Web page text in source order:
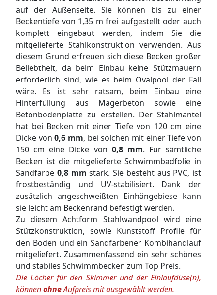
auf der Außenseite. Sie können bis zu einer
Beckentiefe von 1,35 m frei aufgestellt oder auch
komplett eingebaut werden, indem Sie die
mitgelieferte Stahlkonstruktion verwenden. Aus
diesem Grund erfreuen sich diese Becken großer
Beliebtheit, da beim Einbau keine Stützmauern
erforderlich sind, wie es beim Ovalpool der Fall
wäre. Es ist sehr ratsam, beim Einbau eine
Hinterfüllung aus Magerbeton sowie eine
Betonbodenplatte zu erstellen. Der Stahlmantel
hat bei Becken mit einer Tiefe von 120 cm eine
Dicke von0,6 mm, bei solchen mit einer Tiefe von
150 cm eine Dicke von 0,8 mm. Für sämtliche
Becken ist die mitgelieferte Schwimmbadfolie in
Sandfarbe 0,8 mmstark. Sie besteht aus PVC, ist
frostbeständig und UV-stabilisiert. Dank der
zusätzlich angeschweißten Einhängebiese kann
sie leicht am Beckenrand befestigt werden.
Zu diesem Achtform Stahlwandpool wird eine
Stützkonstruktion, sowie Kunststoff Profile für
den Boden und ein Sandfarbener Kombihandlauf
mitgeliefert. Zusammenfassend ein sehr schönes
und stabiles Schwimmbecken zum Top Preis.
Die Löcher für den Skimmer und der Einlaufdüse(n),
könnenohneAufpreis mit ausgewählt werden.